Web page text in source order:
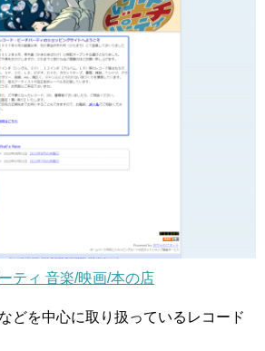
ティ 音楽/映画/本の店
どを中心に取り扱っているレコード